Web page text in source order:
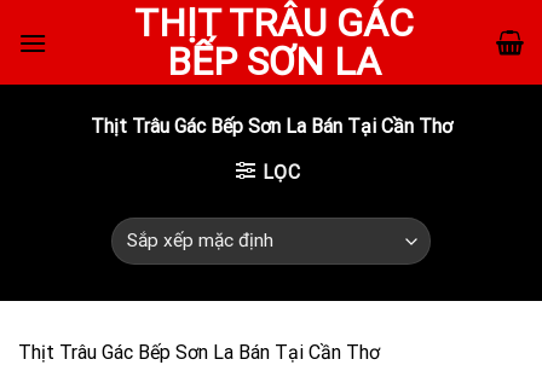
THỊT TRÂU GÁC
BẾP SƠN LA
Thịt Trâu Gác Bếp Sơn La Bán Tại Cần Thơ
LỌC
Thịt Trâu Gác Bếp Sơn La Bán Tại Cần Thơ